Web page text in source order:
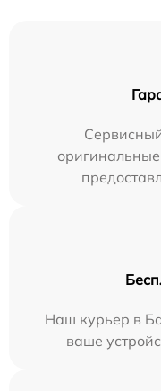
оригинальные
Наш курьер в
ваше